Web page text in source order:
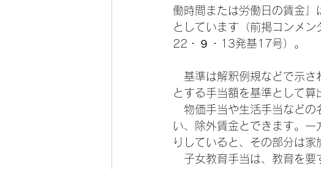
働時間または労働日の賃金
としています（前掲コンメ
22・９・13発基17号）。
基準は解釈例規などで示さ
とする手当額を基準として
物価手当や生活手当などの
い、除外賃金とできます。
りしていると、その部分は家
子女教育手当は、教育を要